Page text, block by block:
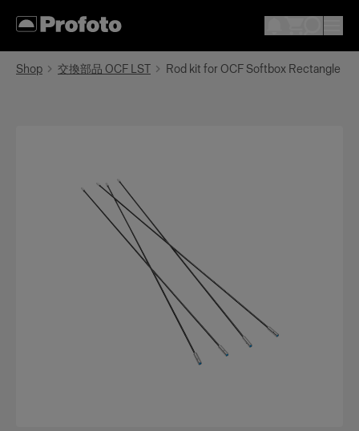
Shop 交換部品 OCF LST Rod kit for OCF Softbox Rectangle